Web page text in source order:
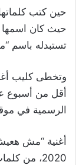
حين كتب
حيث كان اسمها
تستبدله باسم
وتخطى كليب
أقل من أسبوع
الرسمية في
أغنية “مش
2020، من